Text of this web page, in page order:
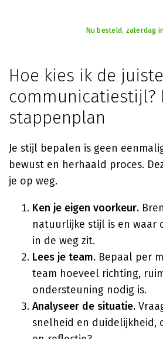
Nu besteld, zaterdag
Hoe kies ik de juiste
communicatiestijl?
stappenplan
Je stijl bepalen is geen
bewust en herhaald proces.
je op weg.
Ken je eigen voorkeur.
natuurlijke stijl is en waar
in de weg zit.
Lees je team. Bepaal per
team hoeveel richting,
ondersteuning nodig is.
Analyseer de situatie.
snelheid en duidelijkheid,